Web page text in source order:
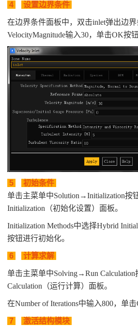
4 设置边界条件
在边界条件面板中，双击inlet弹出边界
VelocityMagnitude输入30，单击OK按
5
初始条件
单击主菜单中Solution→Initialization按
Initialization（初始化设置）面板。
Initialization Methods中选择Hybrid
按钮进行初始化。
6 计算求解
单击主菜单中Solving→Run Calculation
Calculation（运行计算）面板。
在Number of Iterations中输入800，单击
7 激活结构模块